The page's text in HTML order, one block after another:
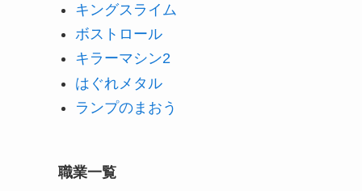
キングスライム
ボストロール
キラーマシン2
はぐれメタル
ランプのまおう
職業一覧